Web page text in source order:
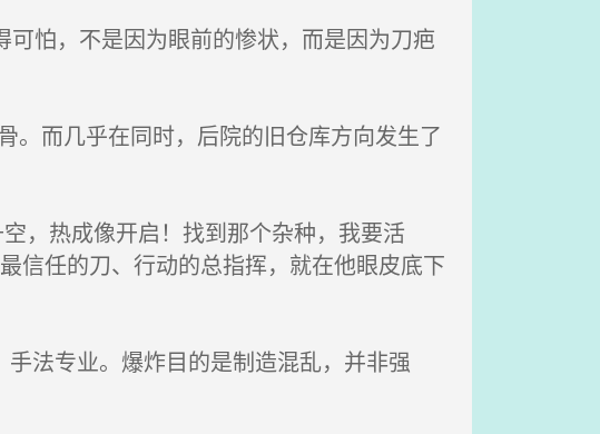
怕，不是因为眼前的惨状，而是因为刀疤
而几乎在同时，后院的旧仓库方向发生了
，热成像开启！找到那个杂种，我要活
信任的刀、行动的总指挥，就在他眼皮底下
法专业。爆炸目的是制造混乱，并非强